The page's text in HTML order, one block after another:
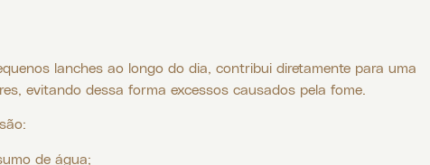
lanches ao longo do dia, contribui diretamente para uma
evitando dessa forma excessos causados pela fome.
de água;